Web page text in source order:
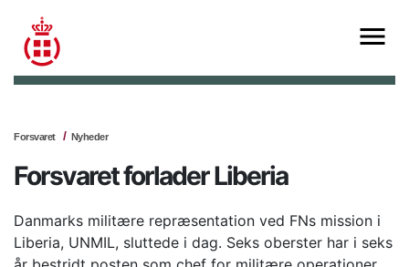
Forsvaret Nyheder
Forsvaret forlader Liberia
Danmarks militære repræsentation ved FNs mission i
Liberia, UNMIL, sluttede i dag. Seks oberster har i seks